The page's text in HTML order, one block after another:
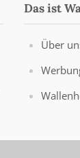
Das ist
Über